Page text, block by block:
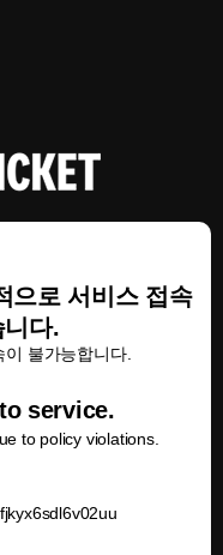
으로 서비스 접속
니다.
불가능합니다.
service.
to policy violations.